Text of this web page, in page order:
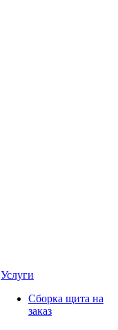
Услуги
Сборка щита на
заказ